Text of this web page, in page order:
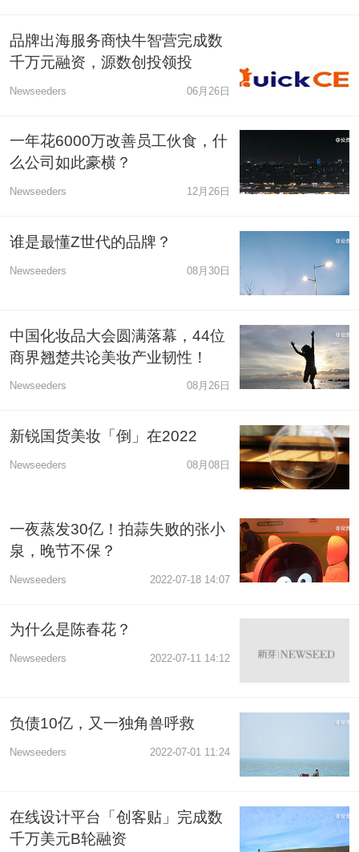
品牌出海服务商快牛智营完成数
千万元融资，源数创投领投
Newseeders 06月26日
一年花6000万改善员工伙食，什
么公司如此豪横？
Newseeders 12月26日
谁是最懂Z世代的品牌？
Newseeders 08月30日
中国化妆品大会圆满落幕，44位
商界翘楚共论美妆产业韧性！
Newseeders 08月26日
新锐国货美妆「倒」在2022
Newseeders 08月08日
一夜蒸发30亿！拍蒜失败的张小
泉，晚节不保？
Newseeders 2022-07-18 14:07
为什么是陈春花？
Newseeders 2022-07-11 14:12
负债10亿，又一独角兽呼救
Newseeders 2022-07-01 11:24
在线设计平台「创客贴」完成数
千万美元B轮融资